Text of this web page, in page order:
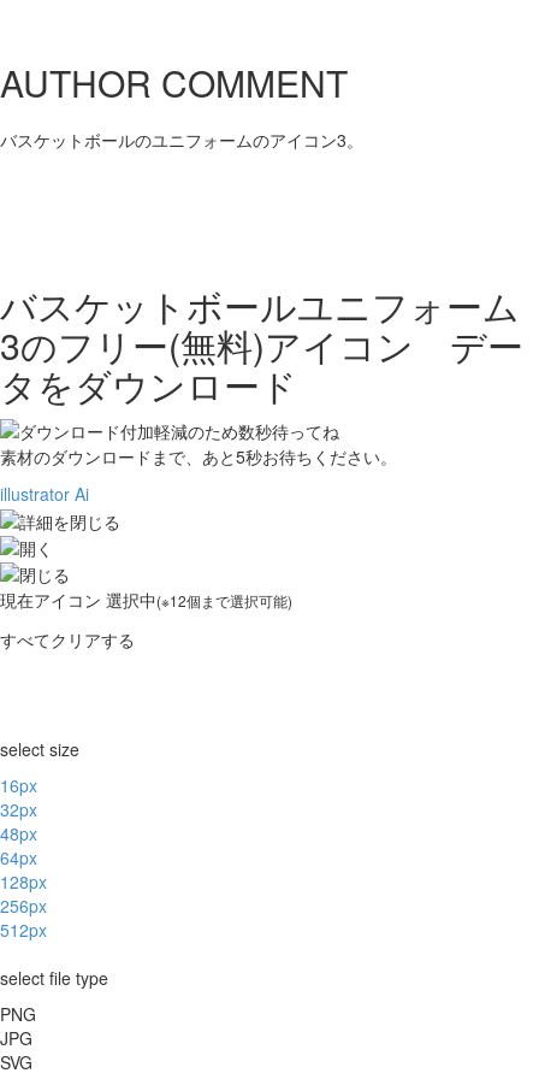
AUTHOR COMMENT
バスケットボールのユニフォームのアイコン3。
バスケットボールユニフォーム
3のフリー(無料)アイコン デー
タをダウンロード
素材のダウンロードまで、あと5秒お待ちください。
illustrator Ai
現在アイコン 選択中(※12個まで選択可能)
すべてクリアする
select size
16px
32px
48px
64px
128px
256px
512px
select file type
PNG
JPG
SVG